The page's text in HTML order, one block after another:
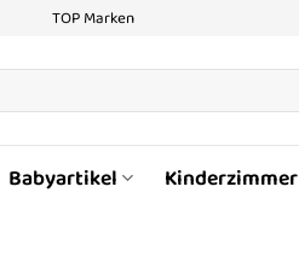
TOP Marken
Babyartikel Kinderzimmer